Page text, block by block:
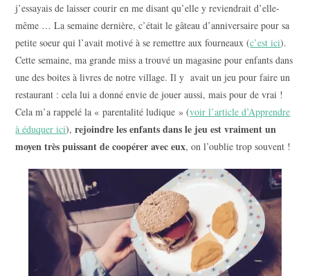
j’essayais de laisser courir en me disant qu’elle y reviendrait d’elle-
même … La semaine dernière, c’était le gâteau d’anniversaire pour sa
petite soeur qui l’avait motivé à se remettre aux fourneaux (c’est ici).
Cette semaine, ma grande miss a trouvé un magasine pour enfants dans
une des boites à livres de notre village. Il y avait un jeu pour faire un
restaurant : cela lui a donné envie de jouer aussi, mais pour de vrai !
Cela m’a rappelé la « parentalité ludique » (voir l’article d’Apprendre
à éduquer ici),rejoindre les enfants dans le jeu est vraiment un
moyen très puissant de coopérer avec eux, on l’oublie trop souvent !